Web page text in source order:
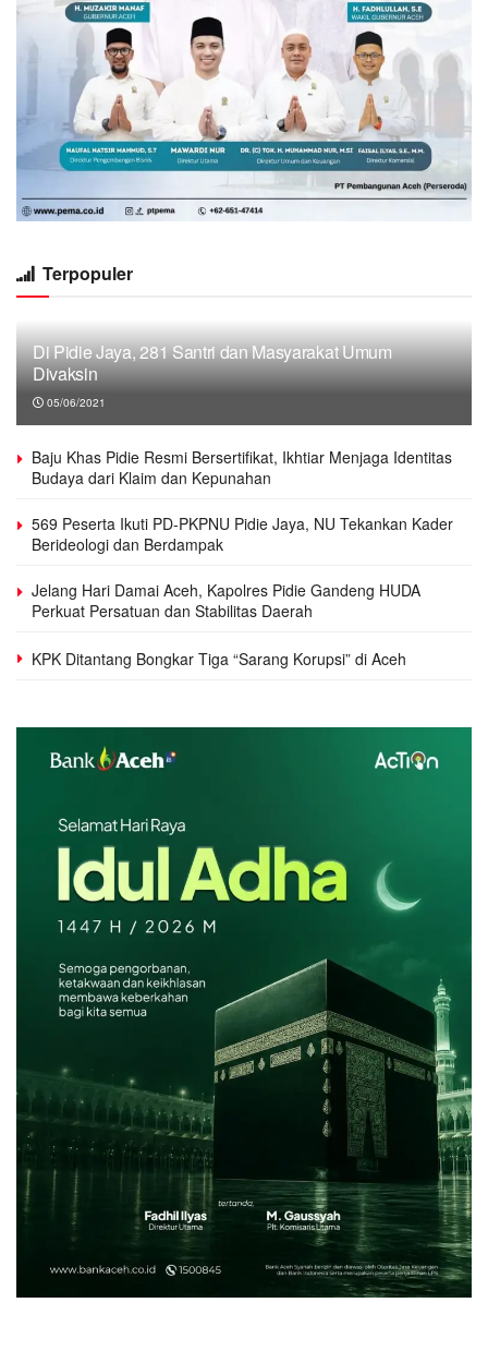
Terpopuler
Di Pidie Jaya, 281 Santri dan Masyarakat Umum
Divaksin
05/06/2021
Baju Khas Pidie Resmi Bersertifikat, Ikhtiar Menjaga Identitas
Budaya dari Klaim dan Kepunahan
569 Peserta Ikuti PD-PKPNU Pidie Jaya, NU Tekankan Kader
Berideologi dan Berdampak
Jelang Hari Damai Aceh, Kapolres Pidie Gandeng HUDA
Perkuat Persatuan dan Stabilitas Daerah
KPK Ditantang Bongkar Tiga “Sarang Korupsi” di Aceh